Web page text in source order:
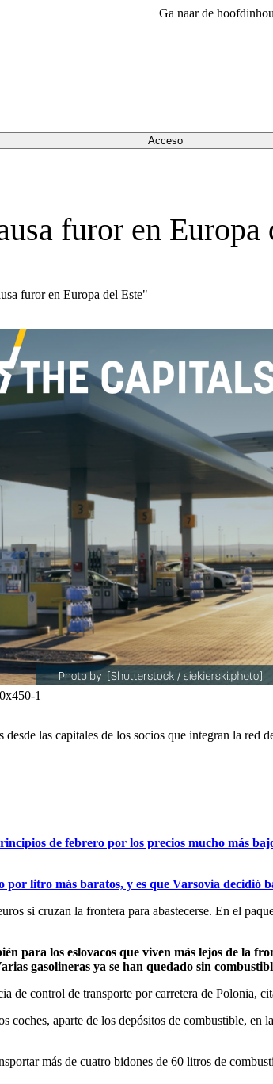
Ga naar de
Acceso
furor en Europa
furor en Europa del Este"
1
las capitales de los socios que integran la
de febrero por los precios mucho más
por litro más baratos, y es que Varsovia
si cruzan la frontera para abastecerse. En el
para los eslovacos que viven más lejos de la
gasolineras ya se han quedado sin
de control de transporte por carretera de Polonia,
coches, aparte de los depósitos de combustible,
más de cuatro bidones de 60 litros de